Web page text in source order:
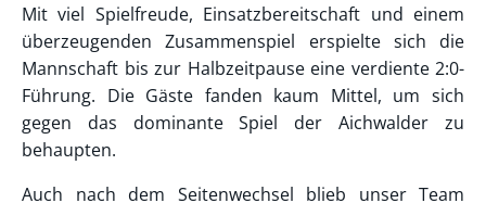
Mit viel Spielfreude, Einsatzbereitschaft und einem
überzeugenden Zusammenspiel erspielte sich die
Mannschaft bis zur Halbzeitpause eine verdiente 2:0-
Führung. Die Gäste fanden kaum Mittel, um sich
gegen das dominante Spiel der Aichwalder zu
behaupten.
Auch nach dem Seitenwechsel blieb unser Team